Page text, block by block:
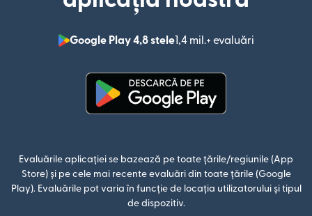
Google Play 4,8 stele1,4 mil.+ evaluări
(se
Evaluările aplicației se bazează pe toate țările/regiunile (App
Store) și pe cele mai recente evaluări din toate țările (Google
Play). Evaluările pot varia în funcție de locația utilizatorului și tipul
de dispozitiv.